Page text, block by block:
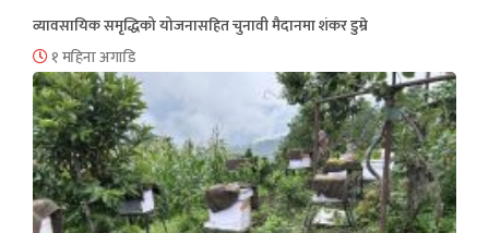
व्यावसायिक समृद्धिको योजनासहित चुनावी मैदानमा शंकर डुम्रे
१ महिना अगाडि